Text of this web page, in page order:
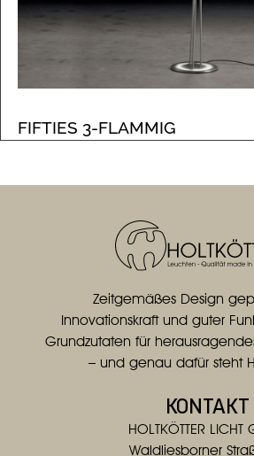
FIFTIES 3-FLAMMIG
Zeitgemäßes Design
Innovationskraft und guter
Grundzutaten für
– und genau dafür steht
KONTAKT
HOLTKÖTTER LICHT
Waldliesborner